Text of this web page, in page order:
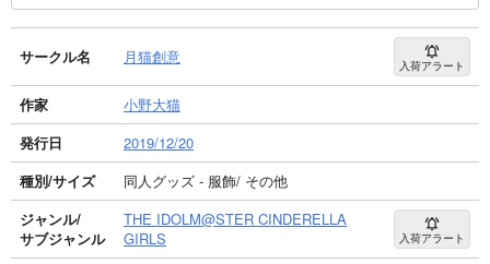
サークル名 月猫創意 入荷アラート
作家
小野大猫
発行日
2019/12/20
種別/サイズ
同人グッズ - 服飾/ その他
ジャンル/
サブジャンル
THE IDOLM@STER CINDERELLA
GIRLS
入荷アラート